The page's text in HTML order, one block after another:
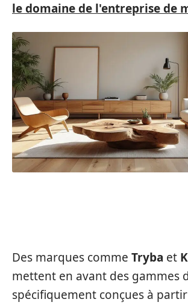
le domaine de l'entreprise de
Des marques comme Tryba et
mettent en avant des gammes
spécifiquement conçues à